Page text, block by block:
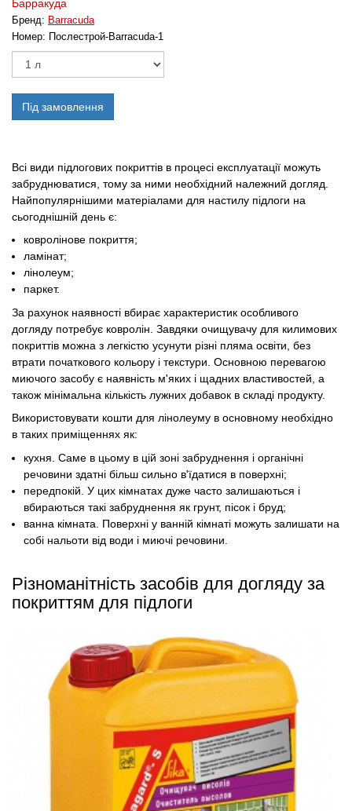
Барракуда
Бренд: Barracuda
Номер:
Послестрой-Barracuda-1
Під замовлення
Всі види підлогових покриттів в процесі експлуатації можуть
забруднюватися, тому за ними необхідний належний догляд.
Найпопулярнішими матеріалами для настилу підлоги на
сьогоднішній день є:
ковролінове покриття;
ламінат;
лінолеум;
паркет.
За рахунок наявності вбирає характеристик особливого
догляду потребує ковролін. Завдяки очищувачу для килимових
покриттів можна з легкістю усунути різні пляма освіти, без
втрати початкового кольору і текстури. Основною перевагою
миючого засобу є наявність м'яких і щадних властивостей, а
також мінімальна кількість лужних добавок в складі продукту.
Використовувати кошти для лінолеуму в основному необхідно
в таких приміщеннях як:
кухня. Саме в цьому в цій зоні забруднення і органічні
речовини здатні більш сильно в'їдатися в поверхні;
передпокій. У цих кімнатах дуже часто залишаються і
вбираються такі забруднення як грунт, пісок і бруд;
ванна кімната. Поверхні у ванній кімнаті можуть залишати на
собі нальоти від води і миючі речовини.
Різноманітність засобів для догляду за
покриттям для підлоги